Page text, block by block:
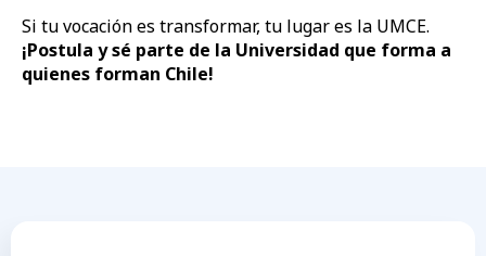
Si tu vocación es transformar, tu lugar es la UMCE.
¡Postula y sé parte de la Universidad que forma a
quienes forman Chile!